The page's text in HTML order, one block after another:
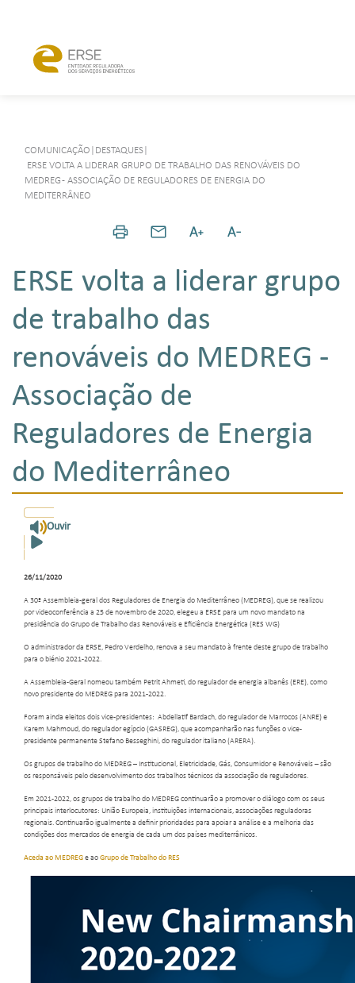
COMUNICAÇÃO DESTAQUES
ERSE VOLTA A LIDERAR GRUPO DE TRABALHO DAS RENOVÁVEIS DO
MEDREG - ASSOCIAÇÃO DE REGULADORES DE ENERGIA DO
MEDITERRÂNEO
ERSE volta a liderar grupo
de trabalho das
renováveis do MEDREG -
Associação de
Reguladores de Energia
do Mediterrâneo
Ouvir
26/11/2020
A 30ª Assembleia-geral dos Reguladores de Energia do Mediterrâneo (MEDREG), que se realizou
por videoconferência a 25 de novembro de 2020, elegeu a ERSE para um novo mandato na
presidência do Grupo de Trabalho das Renováveis e Eficiência Energética (RES WG)
O administrador da ERSE, Pedro Verdelho, renova a seu mandato à frente deste grupo de trabalho
para o biénio 2021-2022.
A Assembleia-Geral nomeou também Petrit Ahmeti, do regulador de energia albanês (ERE), como
novo presidente do MEDREG para 2021-2022.
Foram ainda eleitos dois vice-presidentes: Abdellatif Bardach, do regulador de Marrocos (ANRE) e
Karem Mahmoud, do regulador egípcio (GASREG), que acompanharão nas funções o vice-
presidente permanente Stefano Besseghini, do regulador italiano (ARERA).
Os grupos de trabalho do MEDREG – Institucional, Eletricidade, Gás, Consumidor e Renováveis – são
os responsáveis pelo desenvolvimento dos trabalhos técnicos da associação de reguladores.
Em 2021-2022, os grupos de trabalho do MEDREG continuarão a promover o diálogo com os seus
principais interlocutores: União Europeia, instituições internacionais, associações reguladoras
regionais. Continuarão igualmente a definir prioridades para apoiar a análise e a melhoria das
condições dos mercados de energia de cada um dos países mediterrânicos.
Aceda ao MEDREGe aoGrupo de Trabalho do RES